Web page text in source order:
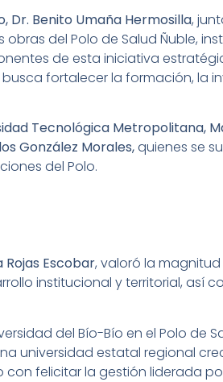
Dr. Benito Umaña Hermosilla,
del Polo de Salud Ñuble,
de esta iniciativa
fortalecer la formación, la
Tecnológica Metropolitana,
González Morales,quienes se
del Polo.
Rojas Escobar, valoró la
institucional y territorial, así
del Bío-Bío en el Polo de
universidad estatal regional
felicitar la gestión liderada